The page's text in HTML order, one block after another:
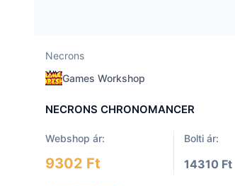
Necrons
Games Workshop
NECRONS CHRONOMANCER
Webshop ár: Bolti ár:
9302 Ft 14310 Ft